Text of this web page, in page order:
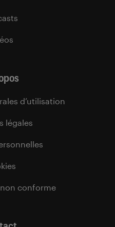
d’utilisation
légales
conforme